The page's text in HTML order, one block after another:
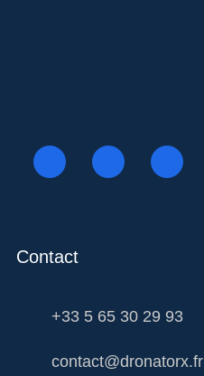
Contact
+33 5 65 30 29 93
contact@dronatorx.fr